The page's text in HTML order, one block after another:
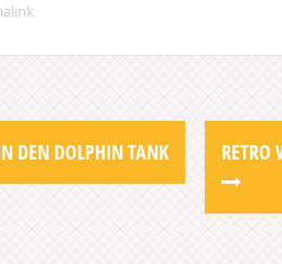
DEN DOLPHIN TANK RETRO